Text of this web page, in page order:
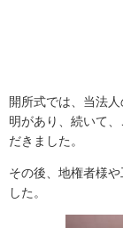
開所式では、当法
明があり、続いて
だきました。
その後、地権者様
した。